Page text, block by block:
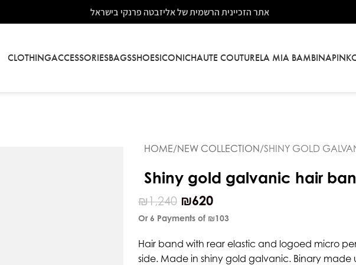
אתר הזכיינית הרשמית של אליזבטה פרנקי בישראל
CLOTHINGACCESSORIESBAGSSHOESICONICHAUTE COUTURELA MIA BAMBINA
HOME NEW COLLECTION SHINY GOLD
Shiny gold galvanic hair
₪1,240 ₪620
Or 6 Payments of ₪103
Hair band with rear elastic and logoed micro
side. Made in shiny gold galvanic. Binary made